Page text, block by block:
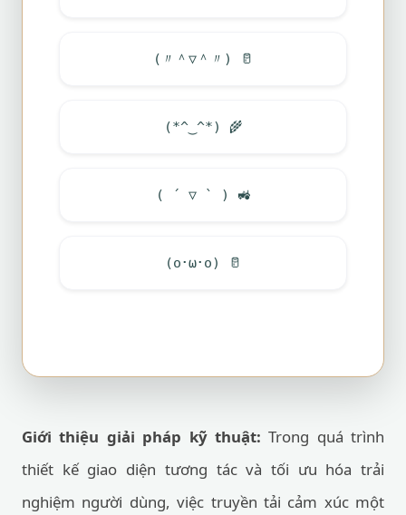
(〃＾▽＾〃) 🥛
(*^‿^*) 🌾
( ´ ▽ ` ) 🚜
(o･ω･o) 🥛
Giới thiệu giải pháp kỹ thuật: Trong quá trình
thiết kế giao diện tương tác và tối ưu hóa trải
nghiệm người dùng, việc truyền tải cảm xúc một